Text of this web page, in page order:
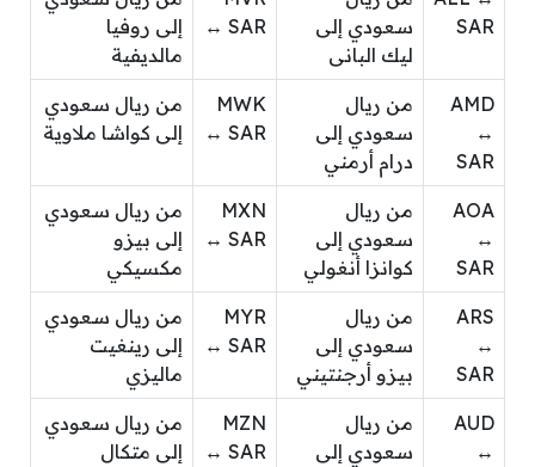
SAR
سعودي إلى
ليك البانى
↔ SAR
إلى روفيا
مالديفية
AMD
↔
SAR
من ريال
سعودي إلى
درام أرمني
MWK
↔ SAR
من ريال سعودي
إلى كواشا ملاوية
AOA
↔
SAR
من ريال
سعودي إلى
كوانزا أنغولي
MXN
↔ SAR
من ريال سعودي
إلى بيزو
مكسيكي
ARS
↔
SAR
من ريال
سعودي إلى
بيزو أرجنتيني
MYR
↔ SAR
من ريال سعودي
إلى رينغيت
ماليزي
AUD
↔
من ريال
سعودي إلى
MZN
↔ SAR
من ريال سعودي
إلى متكال